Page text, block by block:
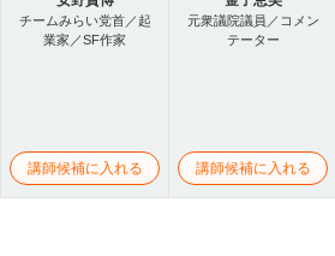
チームみらい党首／起
業家／SF作家
講師候補に入れる
元衆議院議員／コメン
テーター
講師候補に入れる